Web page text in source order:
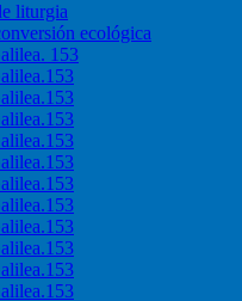
liturgia
ecológica
153